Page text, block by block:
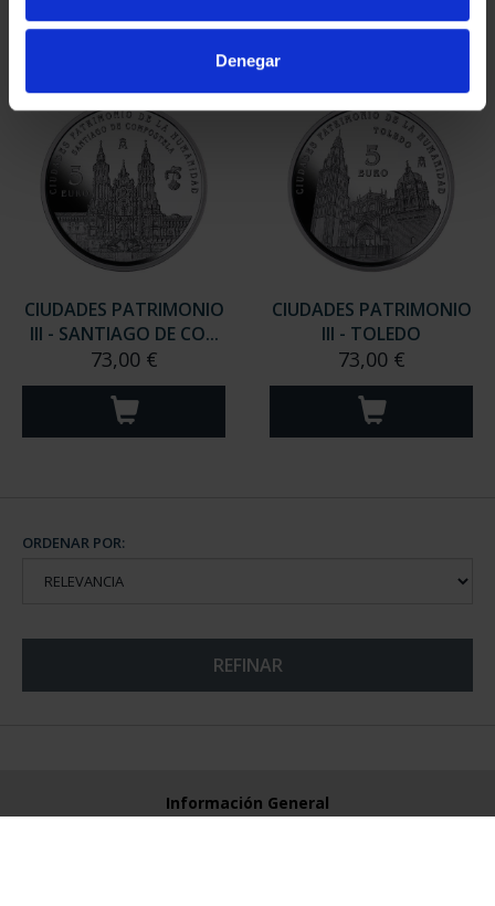
Denegar
CIUDADES PATRIMONIO
III - SANTIAGO DE CO...
73,00 €
CIUDADES PATRIMONIO
III - TOLEDO
73,00 €
ORDENAR POR:
REFINAR
Información General